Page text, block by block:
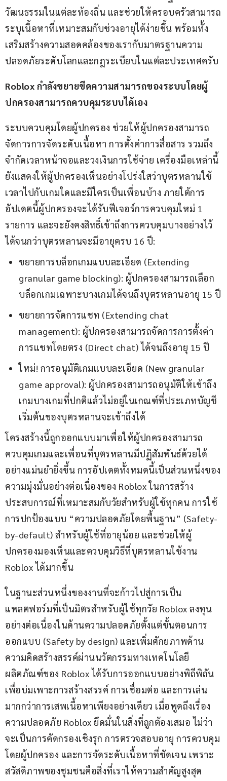
วัฒนธรรมในแต่ละท้องถิ่น และช่วยให้ครอบครัวสามารถ
ระบุเนื้อหาที่เหมาะสมกับช่วงอายุได้ง่ายขึ้น พร้อมทั้ง
เสริมสร้างความสอดคล้องของเรากับมาตรฐานความ
ปลอดภัยระดับโลกและกฎระเบียบในแต่ละประเทศครับ
Roblox กำลังขยายขีดความสามารถของระบบโดยผู้
ปกครองสามารถควบคุมระบบได้เอง
ระบบควบคุมโดยผู้ปกครอง ช่วยให้ผู้ปกครองสามารถ
จัดการการจัดระดับเนื้อหา การตั้งค่าการสื่อสาร รวมถึง
จำกัดเวลาหน้าจอและวงเงินการใช้จ่าย เครื่องมือเหล่านี้
ยังแสดงให้ผู้ปกครองเห็นอย่างโปร่งใสว่าบุตรหลานใช้
เวลาไปกับเกมใดและมีใครเป็นเพื่อนบ้าง ภายใต้การ
อัปเดตนี้ผู้ปกครองจะได้รับฟีเจอร์การควบคุมใหม่ 1
รายการ และจะยังคงสิทธิ์เข้าถึงการควบคุมบางอย่างไว้
ได้จนกว่าบุตรหลานจะมีอายุครบ 16 ปี:
ขยายการบล็อกเกมแบบละเอียด (Extending
granular game blocking): ผู้ปกครองสามารถเลือก
บล็อกเกมเฉพาะบางเกมได้จนถึงบุตรหลานอายุ 15 ปี
ขยายการจัดการแชท (Extending chat
management): ผู้ปกครองสามารถจัดการการตั้งค่า
การแชทโดยตรง (Direct chat) ได้จนถึงอายุ 15 ปี
ใหม่! การอนุมัติเกมแบบละเอียด (New granular
game approval): ผู้ปกครองสามารถอนุมัติให้เข้าถึง
เกมบางเกมที่ปกติแล้วไม่อยู่ในเกณฑ์ที่ประเภทบัญชี
เริ่มต้นของบุตรหลานจะเข้าถึงได้
โครงสร้างนี้ถูกออกแบบมาเพื่อให้ผู้ปกครองสามารถ
ควบคุมเกมและเพื่อนที่บุตรหลานมีปฏิสัมพันธ์ด้วยได้
อย่างแม่นยำยิ่งขึ้น การอัปเดตทั้งหมดนี้เป็นส่วนหนึ่งของ
ความมุ่งมั่นอย่างต่อเนื่องของ Roblox ในการสร้าง
ประสบการณ์ที่เหมาะสมกับวัยสำหรับผู้ใช้ทุกคน การใช้
การปกป้องแบบ “ความปลอดภัยโดยพื้นฐาน” (Safety-
by-default) สำหรับผู้ใช้ที่อายุน้อย และช่วยให้ผู้
ปกครองมองเห็นและควบคุมวิธีที่บุตรหลานใช้งาน
Roblox ได้มากขึ้น
ในฐานะส่วนหนึ่งของงานที่จะก้าวไปสู่การเป็น
แพลตฟอร์มที่เป็นมิตรสำหรับผู้ใช้ทุกวัย Roblox ลงทุน
อย่างต่อเนื่องในด้านความปลอดภัยตั้งแต่ขั้นตอนการ
ออกแบบ (Safety by design) และเพิ่มศักยภาพด้าน
ความคิดสร้างสรรค์ผ่านนวัตกรรมทางเทคโนโลยี
ผลิตภัณฑ์ของ Roblox ได้รับการออกแบบอย่างพิถีพิถัน
เพื่อบ่มเพาะการสร้างสรรค์ การเชื่อมต่อ และการเล่น
มากกว่าการเสพเนื้อหาเพียงอย่างเดียว เมื่อพูดถึงเรื่อง
ความปลอดภัย Roblox ยึดมั่นในสิ่งที่ถูกต้องเสมอ ไม่ว่า
จะเป็นการคัดกรองเชิงรุก การตรวจสอบอายุ การควบคุม
โดยผู้ปกครอง และการจัดระดับเนื้อหาที่ชัดเจน เพราะ
สวัสดิภาพของชุมชนคือสิ่งที่เราให้ความสำคัญสูงสุด